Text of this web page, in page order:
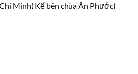
Minh( Kế bên chùa Ân Phước)